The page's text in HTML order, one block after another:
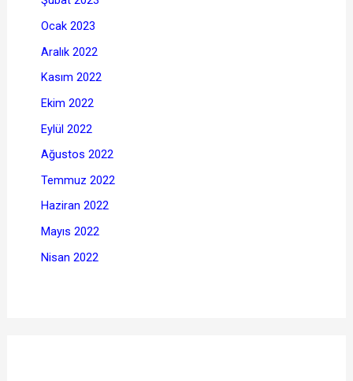
Ocak 2023
Aralık 2022
Kasım 2022
Ekim 2022
Eylül 2022
Ağustos 2022
Temmuz 2022
Haziran 2022
Mayıs 2022
Nisan 2022